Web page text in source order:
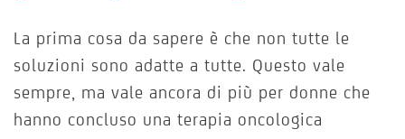
La prima cosa da sapere è che non tutte le
soluzioni sono adatte a tutte. Questo vale
sempre, ma vale ancora di più per donne che
hanno concluso una terapia oncologica